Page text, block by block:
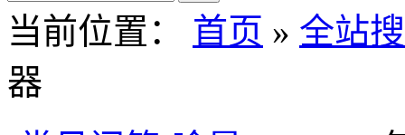
当前位置： 首页 » 全站
器